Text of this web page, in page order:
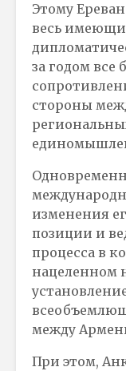
Этому
весь
за годом все
стороны
изменения
позиции и
процесса в
нацеленном
между
При этом,